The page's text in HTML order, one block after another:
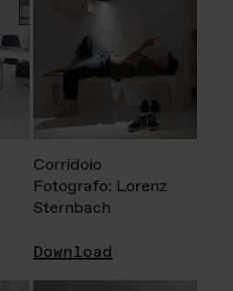
Corridoio
Fotografo: Lorenz
Sternbach
Download